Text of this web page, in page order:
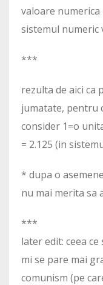
valoare
sistemul numeric
***
rezulta de aici ca
jumatate, pentru
consider 1=o
= 2.125 (in
* dupa o
nu mai merita sa
***
later edit: ceea
mi se pare mai
comunism (pe